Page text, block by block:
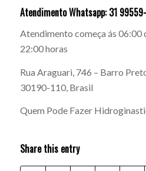
Atendimento Whatsapp: 31
Atendimento começa ás 06:00
22:00 horas
Rua Araguari, 746 – Barro
30190-110, Brasil
Quem Pode Fazer
Share this entry